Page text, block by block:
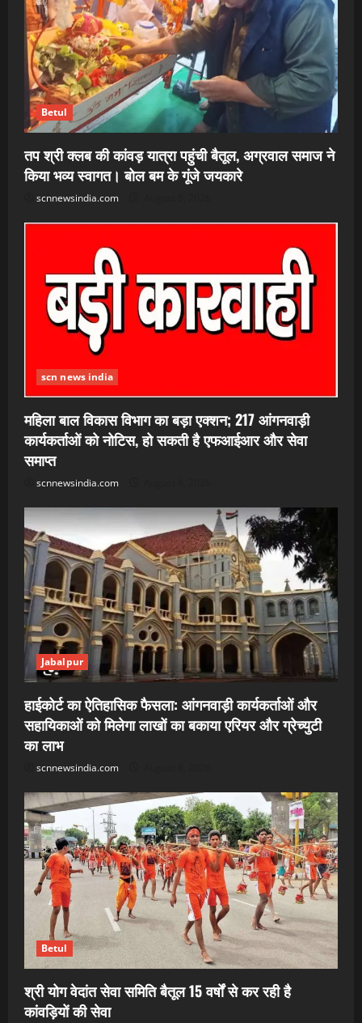
Betul
तप श्री क्लब की कांवड़ यात्रा पहुंची बैतूल, अग्रवाल समाज ने
किया भव्य स्वागत। बोल बम के गूंजे जयकारे
scnnewsindia.com
scn news india
महिला बाल विकास विभाग का बड़ा एक्शन; 217 आंगनवाड़ी
कार्यकर्ताओं को नोटिस, हो सकती है एफआईआर और सेवा
समाप्त
scnnewsindia.com
Jabalpur
हाईकोर्ट का ऐतिहासिक फैसला: आंगनवाड़ी कार्यकर्ताओं और
सहायिकाओं को मिलेगा लाखों का बकाया एरियर और ग्रेच्युटी
का लाभ
scnnewsindia.com
Betul
श्री योग वेदांत सेवा समिति बैतूल 15 वर्षों से कर रही है
कांवड़ियों की सेवा